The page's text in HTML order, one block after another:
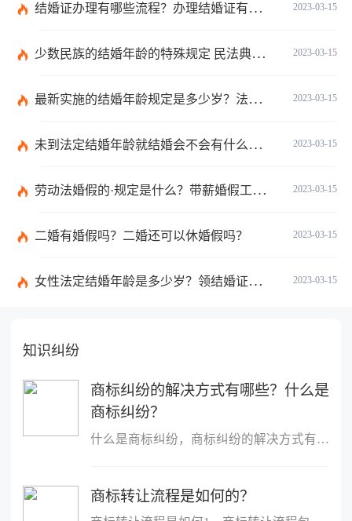
2023-03-15
结婚证办理有哪些流程？办理结婚证有哪些程序？
2023-03-15
少数民族的结婚年龄的特殊规定 民法典有关结婚的规定
2023-03-15
最新实施的结婚年龄规定是多少岁？法定婚龄的确定依据有哪些？
2023-03-15
未到法定结婚年龄就结婚会不会有什么法律后果？
2023-03-15
劳动法婚假的·规定是什么？带薪婚假工资怎么计算？
2023-03-15
二婚有婚假吗？二婚还可以休婚假吗？
2023-03-15
女性法定结婚年龄是多少岁？领结婚证需要带什么证件？
知识纠纷
商标纠纷的解决方式有哪些？什么是
商标纠纷？
什么是商标纠纷，商标纠纷的解决方式有哪些商标纠纷亦称商标纠纷案...
商标转让流程是如何的？